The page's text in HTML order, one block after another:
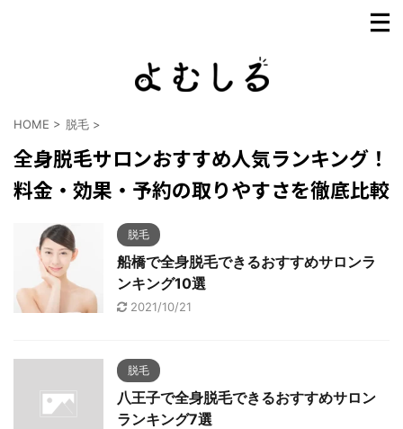
HOME > 脱毛 >
全身脱毛サロンおすすめ人気ランキング！
料金・効果・予約の取りやすさを徹底比較
脱毛
船橋で全身脱毛できるおすすめサロンラ
ンキング10選
2021/10/21
脱毛
八王子で全身脱毛できるおすすめサロン
ランキング7選